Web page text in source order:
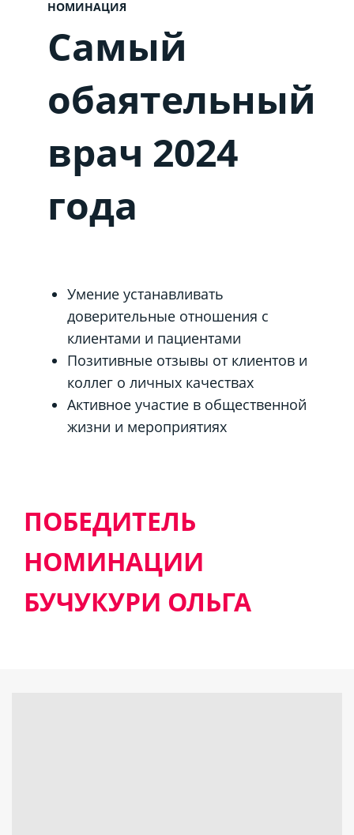
НОМИНАЦИЯ
Самый
обаятельный
врач 2024
года
Умение устанавливать
доверительные отношения с
клиентами и пациентами
Позитивные отзывы от клиентов и
коллег о личных качествах
Активное участие в общественной
жизни и мероприятиях
ПОБЕДИТЕЛЬ
НОМИНАЦИИ
БУЧУКУРИ ОЛЬГА